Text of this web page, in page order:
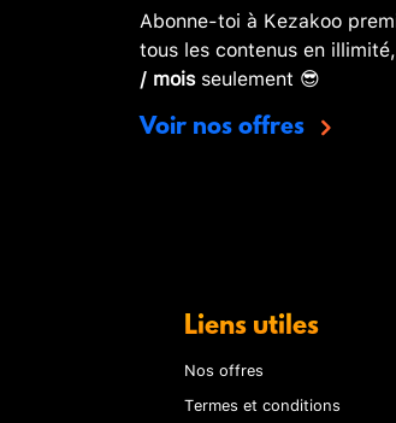
Abonne-toi à Kezakoo
tous les contenus en
/ moisseulement 😎
Voir nos offres
Liens utiles
Nos offres
Termes et conditions